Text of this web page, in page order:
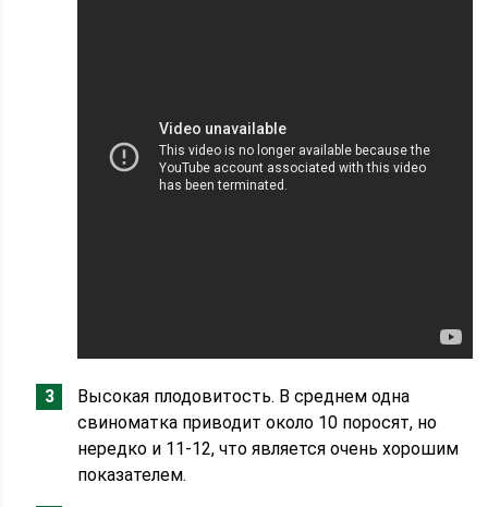
Высокая плодовитость. В среднем одна
свиноматка приводит около 10 поросят, но
нередко и 11-12, что является очень хорошим
показателем.